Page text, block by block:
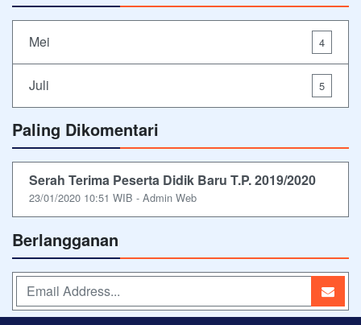
Mei 4
Juli 5
Paling Dikomentari
Serah Terima Peserta Didik Baru T.P. 2019/2020
23/01/2020 10:51 WIB - Admin Web
Berlangganan